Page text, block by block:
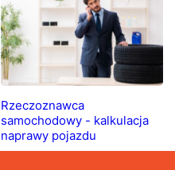
Rzeczoznawca
samochodowy - kalkulacja
naprawy pojazdu